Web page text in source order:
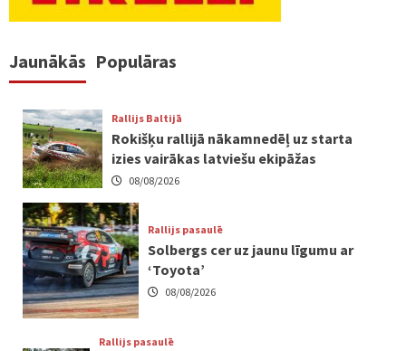
Jaunākās Populāras
Rallijs Baltijā
Rokišķu rallijā nākamnedēļ uz starta
izies vairākas latviešu ekipāžas
08/08/2026
Rallijs pasaulē
Solbergs cer uz jaunu līgumu ar
‘Toyota’
08/08/2026
Rallijs pasaulē